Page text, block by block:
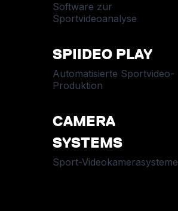
Software zur
Sportvideoanalyse
SPIIDEO PLAY
Automatisierte Sportvideo-
Produktion
CAMERA
SYSTEMS
Sport-Videokamerasysteme